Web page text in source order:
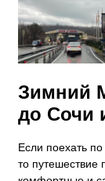
Зимний
до Сочи
Если поехать
то путешествие